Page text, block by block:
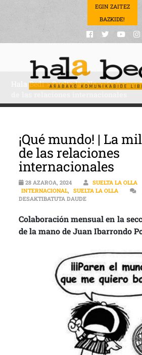
EGIN ZAITEZ
BAZKIDE!
Hala Bedi>Suelta la olla>¡Qué
¡Qué mundo! | La
de las relaciones
internacionales
28 AZAROA, 2024 SUELTA LA OLLA
INTERNACIONAL, SUELTA LA OLLA
DESAKTIBATUTA DAUDE¡QUÉ MUNDO! | LA
Colaboración mensual en la
de la mano de Juan Ibarrondo